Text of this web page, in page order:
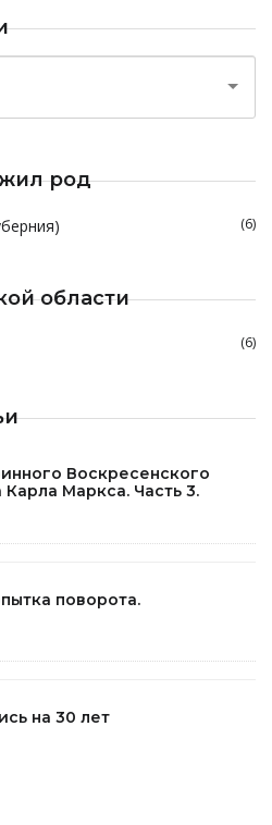
род
(6)
области
(6)
Воскресенского
Маркса. Часть 3.
поворота.
на 30 лет